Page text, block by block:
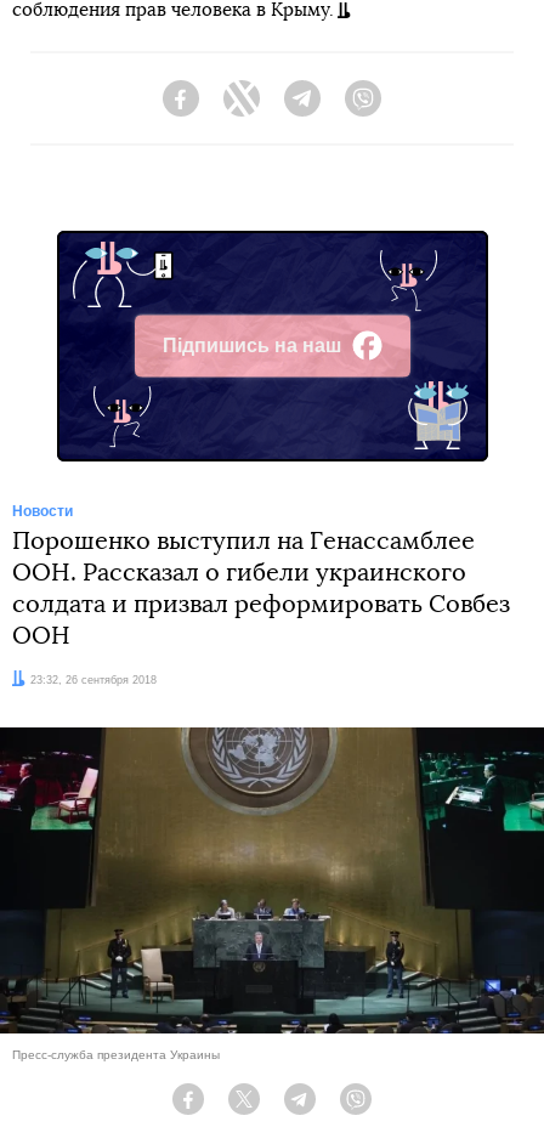
соблюдения прав человека в Крыму.
FacebookTwitter Telegram
Підпишись на наш
Facebook
Новости
Порошенко выступил на Генассамблее
ООН. Рассказал о гибели украинского
солдата и призвал реформировать Совбез
ООН
Дата:23:32, 26 сентября 2018
Пресс-служба президента Украины
Facebook Twitter Telegram